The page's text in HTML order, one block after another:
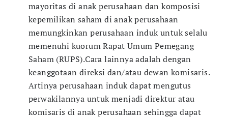
mayoritas di anak perusahaan dan komposisi
kepemilikan saham di anak perusahaan
memungkinkan perusahaan induk untuk selalu
memenuhi kuorum Rapat Umum Pemegang
Saham (RUPS).Cara lainnya adalah dengan
keanggotaan direksi dan/atau dewan komisaris.
Artinya perusahaan induk dapat mengutus
perwakilannya untuk menjadi direktur atau
komisaris di anak perusahaan sehingga dapat